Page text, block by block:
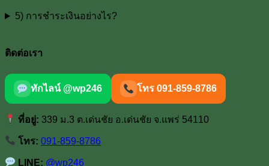
5) การชำระเงินอย่างไร?
ติดต่อเรา
ทักไลน์ @wp246 โทร 091-859-8786
ที่อยู่: 339 ม.3 ต.เด่นชัย อ.เด่นชัย จ.แพร่ 54110
โทร: 091-859-8786
LINE: @wp246